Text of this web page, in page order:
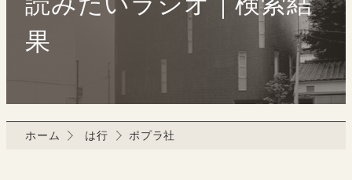
果
ホーム は行 ポプラ社